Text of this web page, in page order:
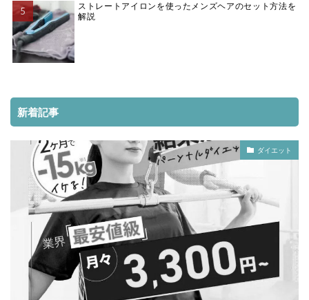
ストレートアイロンを使ったメンズヘアのセット方法を
解説
新着記事
ダイエット